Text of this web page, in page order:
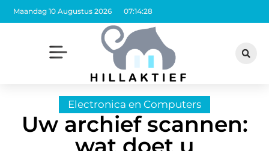
Maandag 10 Augustus 2026 07:14:29
Electronica en Computers
Uw archief scannen: